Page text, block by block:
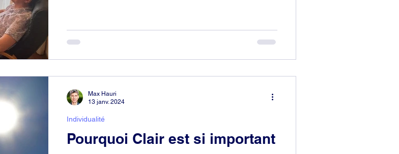
Pourquoi Clair est si important
Individualité
Max Hauri
13 janv. 2024